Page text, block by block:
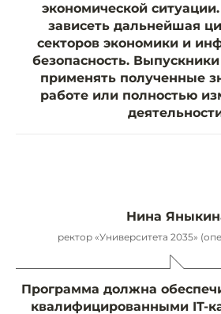
экономической
зависеть дальнейшая
секторов экономики и
безопасность.
применять полученные
работе или полностью
Нина
ректор «Университета 2035»
Программа должна
квалифицированными IT-